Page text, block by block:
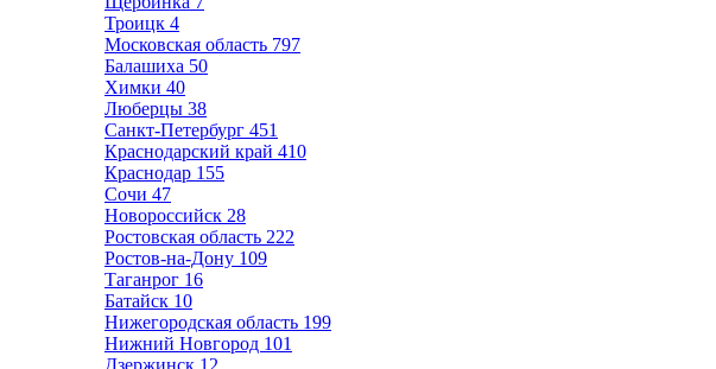
Троицк 4
Московская область 797
Балашиха 50
Химки 40
Люберцы 38
Санкт-Петербург 451
Краснодарский край 410
Краснодар 155
Сочи 47
Новороссийск 28
Ростовская область 222
Ростов-на-Дону 109
Таганрог 16
Батайск 10
Нижегородская область 199
Нижний Новгород 101
Дзержинск 12